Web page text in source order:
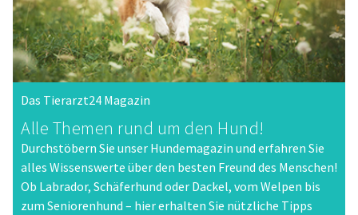
Das Tierarzt24 Magazin
Alle Themen rund um den Hund!
Durchstöbern Sie unser Hundemagazin und erfahren Sie
alles Wissenswerte über den besten Freund des Menschen!
Ob Labrador, Schäferhund oder Dackel, vom Welpen bis
zum Seniorenhund – hier erhalten Sie nützliche Tipps